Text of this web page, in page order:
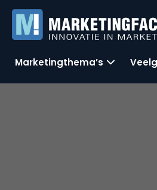
Marketingthema’s